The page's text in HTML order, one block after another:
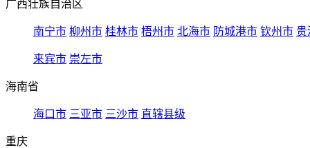
广西壮族自治区
南宁市 柳州市 桂林市 梧州市 北海市 防城港市 钦州市 贵
来宾市 崇左市
海南省
海口市 三亚市 三沙市 直辖县级
重庆